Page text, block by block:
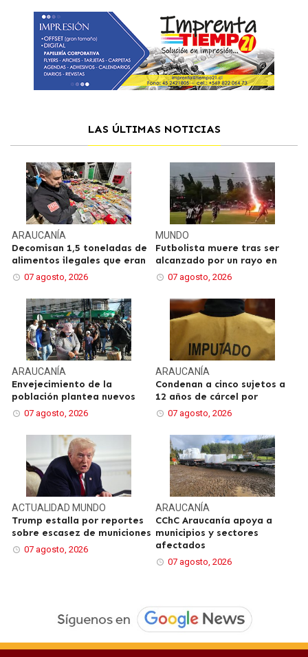
LAS ÚLTIMAS NOTICIAS
ARAUCANÍA
Decomisan 1,5 toneladas de
alimentos ilegales que eran
07 agosto, 2026
MUNDO
Futbolista muere tras ser
alcanzado por un rayo en
07 agosto, 2026
ARAUCANÍA
Envejecimiento de la
población plantea nuevos
07 agosto, 2026
ARAUCANÍA
Condenan a cinco sujetos a
12 años de cárcel por
07 agosto, 2026
ACTUALIDAD MUNDO
Trump estalla por reportes
sobre escasez de municiones
07 agosto, 2026
ARAUCANÍA
CChC Araucanía apoya a
municipios y sectores
afectados
07 agosto, 2026